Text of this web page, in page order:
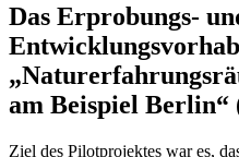
Das Erprobungs-
am Beispiel Berlin“
Ziel des Pilotprojektes war es,